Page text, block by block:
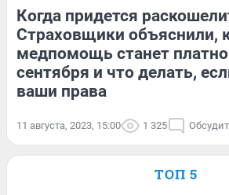
Когда придется
Страховщики объяснили,
медпомощь станет
сентября и что делать,
ваши права
11 августа, 2023, 15:00 1 325
ТОП 5